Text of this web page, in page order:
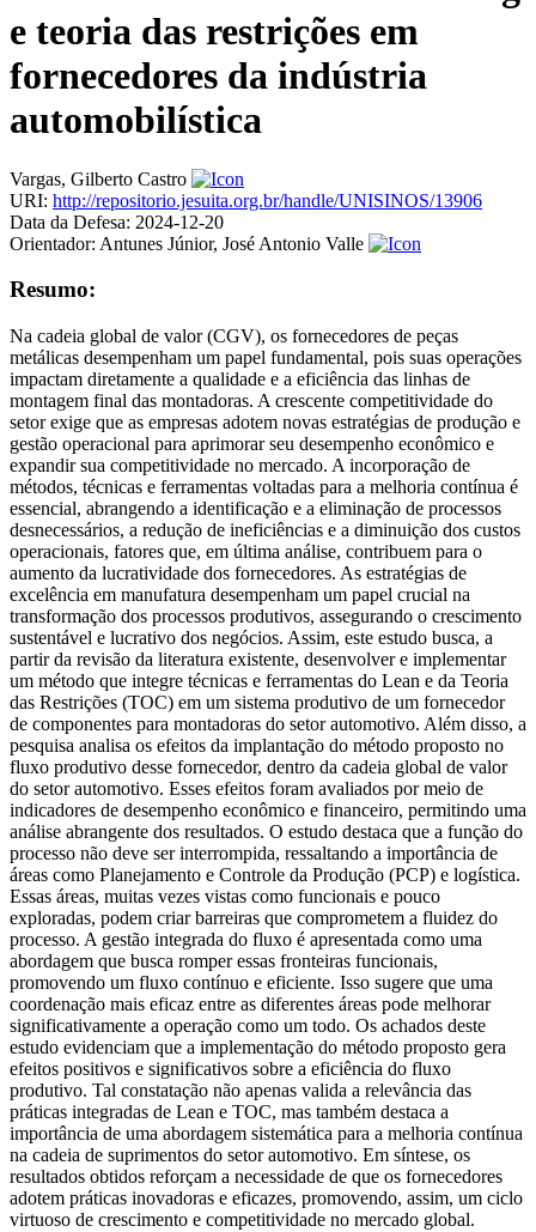
e teoria das restrições em
fornecedores da indústria
automobilística
Vargas, Gilberto Castro
URI: http://repositorio.jesuita.org.br/handle/UNISINOS/13906
Data da Defesa: 2024-12-20
Orientador: Antunes Júnior, José Antonio Valle
Resumo:
Na cadeia global de valor (CGV), os fornecedores de peças
metálicas desempenham um papel fundamental, pois suas operações
impactam diretamente a qualidade e a eficiência das linhas de
montagem final das montadoras. A crescente competitividade do
setor exige que as empresas adotem novas estratégias de produção e
gestão operacional para aprimorar seu desempenho econômico e
expandir sua competitividade no mercado. A incorporação de
métodos, técnicas e ferramentas voltadas para a melhoria contínua é
essencial, abrangendo a identificação e a eliminação de processos
desnecessários, a redução de ineficiências e a diminuição dos custos
operacionais, fatores que, em última análise, contribuem para o
aumento da lucratividade dos fornecedores. As estratégias de
excelência em manufatura desempenham um papel crucial na
transformação dos processos produtivos, assegurando o crescimento
sustentável e lucrativo dos negócios. Assim, este estudo busca, a
partir da revisão da literatura existente, desenvolver e implementar
um método que integre técnicas e ferramentas do Lean e da Teoria
das Restrições (TOC) em um sistema produtivo de um fornecedor
de componentes para montadoras do setor automotivo. Além disso, a
pesquisa analisa os efeitos da implantação do método proposto no
fluxo produtivo desse fornecedor, dentro da cadeia global de valor
do setor automotivo. Esses efeitos foram avaliados por meio de
indicadores de desempenho econômico e financeiro, permitindo uma
análise abrangente dos resultados. O estudo destaca que a função do
processo não deve ser interrompida, ressaltando a importância de
áreas como Planejamento e Controle da Produção (PCP) e logística.
Essas áreas, muitas vezes vistas como funcionais e pouco
exploradas, podem criar barreiras que comprometem a fluidez do
processo. A gestão integrada do fluxo é apresentada como uma
abordagem que busca romper essas fronteiras funcionais,
promovendo um fluxo contínuo e eficiente. Isso sugere que uma
coordenação mais eficaz entre as diferentes áreas pode melhorar
significativamente a operação como um todo. Os achados deste
estudo evidenciam que a implementação do método proposto gera
efeitos positivos e significativos sobre a eficiência do fluxo
produtivo. Tal constatação não apenas valida a relevância das
práticas integradas de Lean e TOC, mas também destaca a
importância de uma abordagem sistemática para a melhoria contínua
na cadeia de suprimentos do setor automotivo. Em síntese, os
resultados obtidos reforçam a necessidade de que os fornecedores
adotem práticas inovadoras e eficazes, promovendo, assim, um ciclo
virtuoso de crescimento e competitividade no mercado global.